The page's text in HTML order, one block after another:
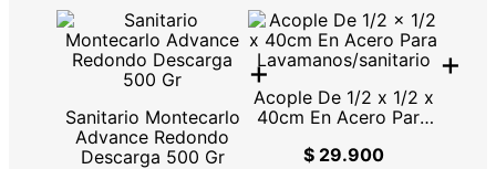
Sanitario Montecarlo
Advance Redondo
Descarga 500 Gr
+
Acople De 1/2 x 1/2 x
40cm En Acero Para
$ 29.900
+